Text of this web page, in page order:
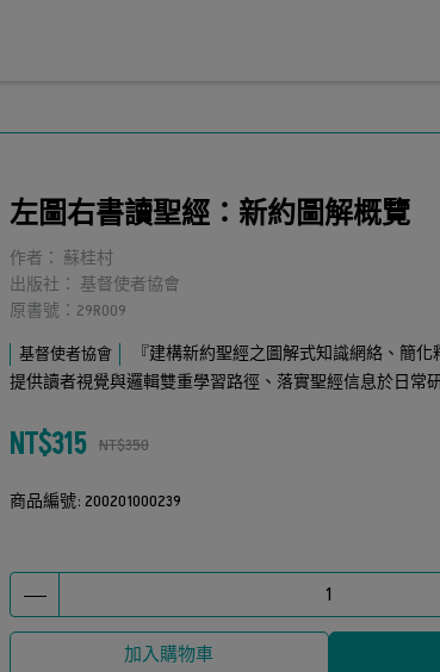
左圖右書讀聖經：新約圖解概覽
作者： 蘇桂村
出版社： 基督使者協會
原書號：29R009
基督使者協會
『建構新約聖經之圖解式知識網絡、簡
提供讀者視覺與邏輯雙重學習路徑、落實聖經信息於日常
NT$315 NT$350
商品編號: 200201000239
加入購物車